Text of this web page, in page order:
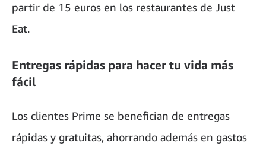
partir de 15 euros en los restaurantes de Just
Eat.
Entregas rápidas para hacer tu vida más
fácil
Los clientes Prime se benefician de entregas
rápidas y gratuitas, ahorrando además en gastos